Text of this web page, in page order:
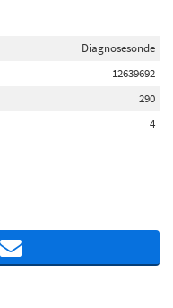
Diagnosesonde
12639692
290
4